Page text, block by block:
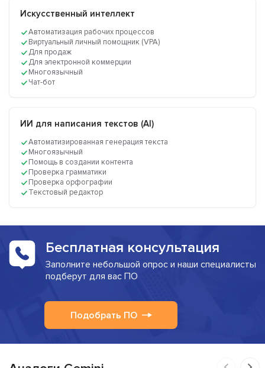
Искусственный интеллект
Автоматизация рабочих процессов
Виртуальный личный помощник (VPA)
Для продаж
Для электронной коммерции
Многоязычный
Чат-бот
ИИ для написания текстов (AI)
Автоматизированная генерация текста
Многоязычный
Помощь в создании контента
Проверка грамматики
Проверка орфографии
Текстовый редактор
Бесплатная консультация
Заполните небольшой опрос и наши специалисты
подберут для вас ПО
Подобрать ПО